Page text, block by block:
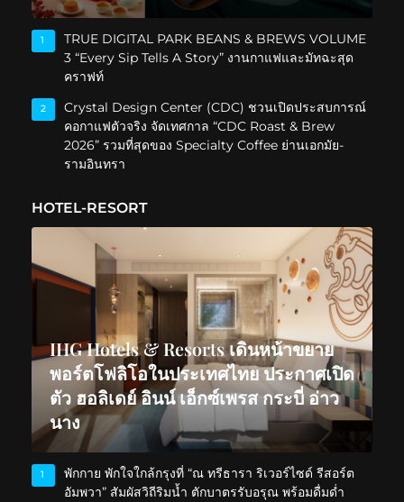
1
TRUE DIGITAL PARK BEANS & BREWS VOLUME
3 “Every Sip Tells A Story” งานกาแฟและมัทฉะสุด
คราฟท์
2
Crystal Design Center (CDC) ชวนเปิดประสบการณ์
คอกาแฟตัวจริง จัดเทศกาล “CDC Roast & Brew
2026” รวมที่สุดของ Specialty Coffee ย่านเอกมัย-
รามอินทรา
HOTEL-RESORT
IHG Hotels & Resorts เดินหน้าขยาย
พอร์ตโฟลิโอในประเทศไทย ประกาศเปิด
ตัว ฮอลิเดย์ อินน์ เอ็กซ์เพรส กระบี่ อ่าว
นาง
1
พักกาย พักใจใกล้กรุงที่ “ณ ทรีธารา ริเวอร์ไซด์ รีสอร์ต
อัมพวา” สัมผัสวิถีริมน้ำ ตักบาตรรับอรุณ พร้อมดื่มด่ำ